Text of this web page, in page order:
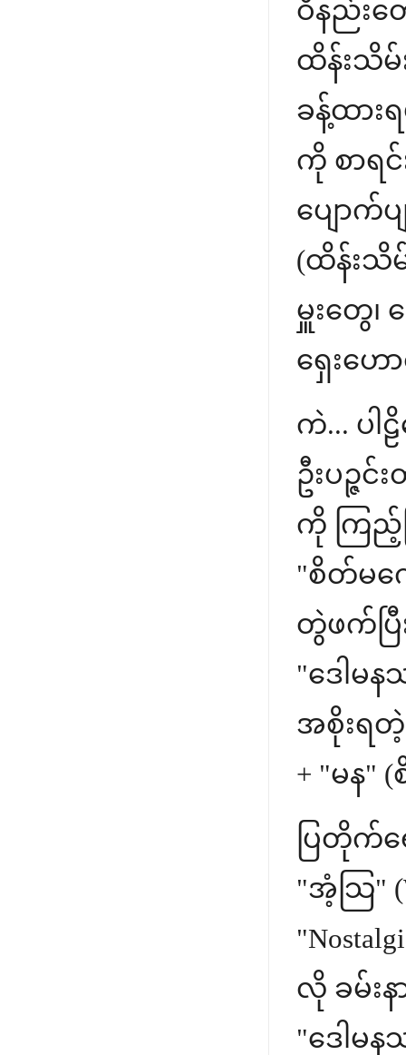
ဝိနည်းတ
ထိန်းသိမ်
ခန့်ထား
ကို စာရင်
ပျောက်
(ထိန်းသိမ်
မှူးတွေ၊
ရှေးဟေ
ကဲ... ပါ
ဦးပဉ္ဇ
ကို ကြည့်
"စိတ်မက
တွဲဖက်ပ
"ဒေါမန
အစိုးရတဲ့
+ "မန" (
ပြတိုက်ရ
"အံ့သြ"
လို ခမ်း
"ဒေါမ